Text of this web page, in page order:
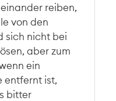
reiben,
von den
sich nicht bei
aber zum
ein
entfernt ist,
bitter